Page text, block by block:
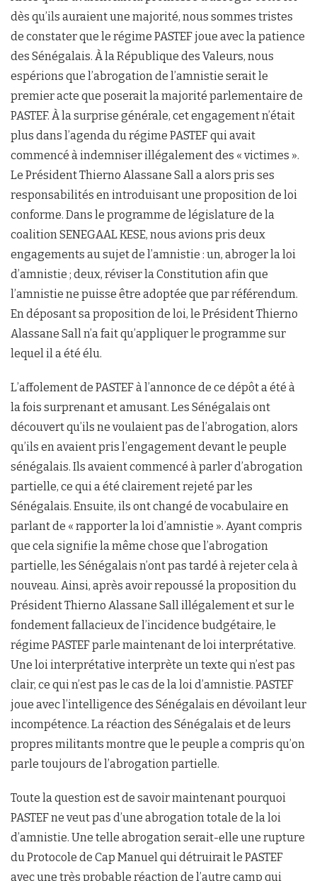
dès qu’ils auraient une majorité, nous sommes tristes
de constater que le régime PASTEF joue avec la patience
des Sénégalais. À la République des Valeurs, nous
espérions que l’abrogation de l’amnistie serait le
premier acte que poserait la majorité parlementaire de
PASTEF. À la surprise générale, cet engagement n’était
plus dans l’agenda du régime PASTEF qui avait
commencé à indemniser illégalement des « victimes ».
Le Président Thierno Alassane Sall a alors pris ses
responsabilités en introduisant une proposition de loi
conforme. Dans le programme de législature de la
coalition SENEGAAL KESE, nous avions pris deux
engagements au sujet de l’amnistie : un, abroger la loi
d’amnistie ; deux, réviser la Constitution afin que
l’amnistie ne puisse être adoptée que par référendum.
En déposant sa proposition de loi, le Président Thierno
Alassane Sall n’a fait qu’appliquer le programme sur
lequel il a été élu.
L’affolement de PASTEF à l’annonce de ce dépôt a été à
la fois surprenant et amusant. Les Sénégalais ont
découvert qu’ils ne voulaient pas de l’abrogation, alors
qu’ils en avaient pris l’engagement devant le peuple
sénégalais. Ils avaient commencé à parler d’abrogation
partielle, ce qui a été clairement rejeté par les
Sénégalais. Ensuite, ils ont changé de vocabulaire en
parlant de « rapporter la loi d’amnistie ». Ayant compris
que cela signifie la même chose que l’abrogation
partielle, les Sénégalais n’ont pas tardé à rejeter cela à
nouveau. Ainsi, après avoir repoussé la proposition du
Président Thierno Alassane Sall illégalement et sur le
fondement fallacieux de l’incidence budgétaire, le
régime PASTEF parle maintenant de loi interprétative.
Une loi interprétative interprète un texte qui n’est pas
clair, ce qui n’est pas le cas de la loi d’amnistie. PASTEF
joue avec l’intelligence des Sénégalais en dévoilant leur
incompétence. La réaction des Sénégalais et de leurs
propres militants montre que le peuple a compris qu’on
parle toujours de l’abrogation partielle.
Toute la question est de savoir maintenant pourquoi
PASTEF ne veut pas d’une abrogation totale de la loi
d’amnistie. Une telle abrogation serait-elle une rupture
du Protocole de Cap Manuel qui détruirait le PASTEF
avec une très probable réaction de l’autre camp qui